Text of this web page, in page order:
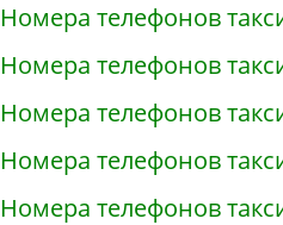
Номера телефонов
Номера телефонов
Номера телефонов
Номера телефонов
Номера телефонов